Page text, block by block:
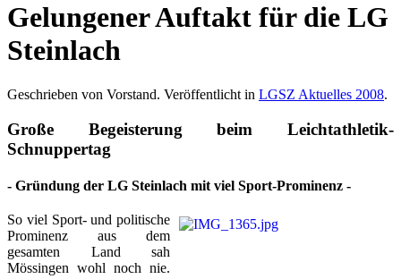
Gelungener Auftakt für die LG
Steinlach
Geschrieben von Vorstand. Veröffentlicht in LGSZ Aktuelles 2008.
Große Begeisterung beim Leichtathletik-
Schnuppertag
- Gründung der LG Steinlach mit viel Sport-Prominenz -
So viel Sport- und politische
Prominenz aus dem
gesamten Land sah
Mössingen wohl noch nie.